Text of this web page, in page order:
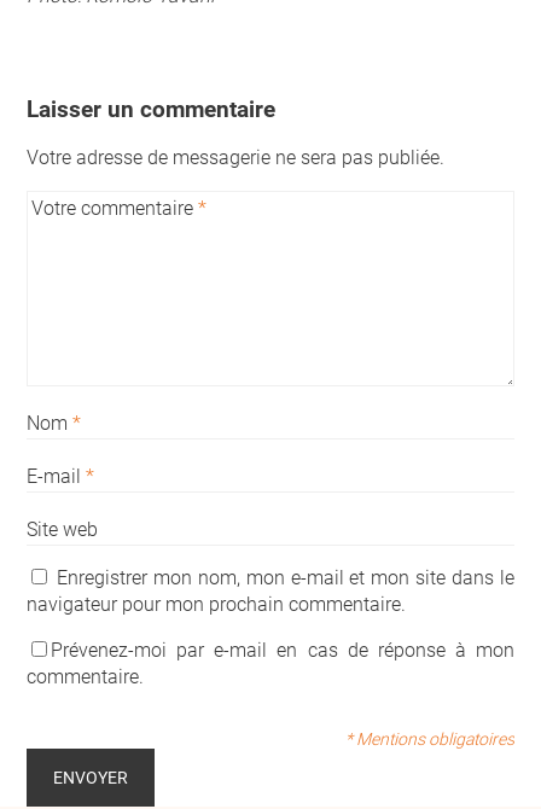
Laisser un commentaire
Votre adresse de messagerie ne sera pas publiée.
Votre commentaire *
Nom *
E-mail *
Site web
Enregistrer mon nom, mon e-mail et mon site dans le
navigateur pour mon prochain commentaire.
Prévenez-moi par e-mail en cas de réponse à mon
commentaire.
* Mentions obligatoires